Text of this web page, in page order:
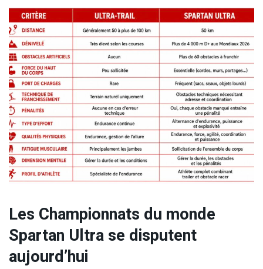
Les Championnats du monde
Spartan Ultra se disputent
aujourd’hui